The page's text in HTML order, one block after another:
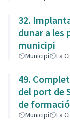
32.
dunar a les
municipi
Municipi La
49.
del port de
de
Municipi La